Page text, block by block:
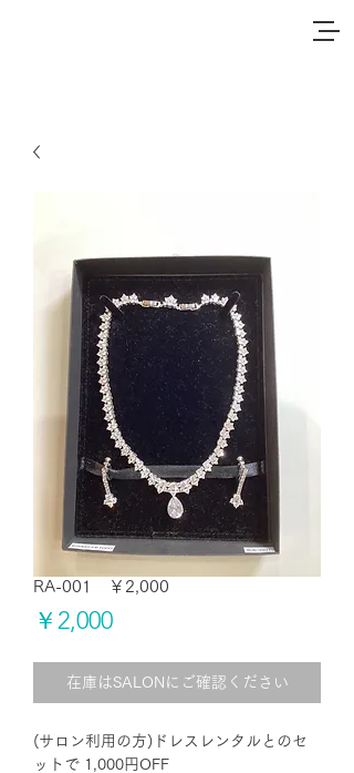
RA-001 ￥2,000
￥2,000価
在庫はSALONにご確認ください
(サロン利用の方)ドレスレンタルとのセ
ットで 1,000円OFF